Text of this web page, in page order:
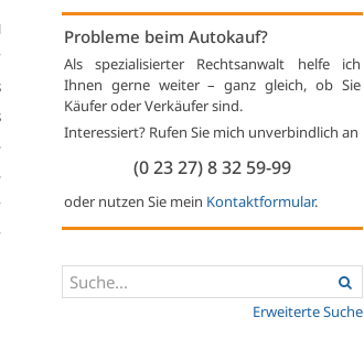
Probleme beim Autokauf?
Als spezialisierter Rechtsanwalt helfe ich
Ihnen gerne weiter – ganz gleich, ob Sie
Käufer oder Verkäufer sind.
Interessiert? Rufen Sie mich unverbindlich an
(0 23 27) 8 32 59-99
oder nutzen Sie mein Kontaktformular.
Erweiterte Suche